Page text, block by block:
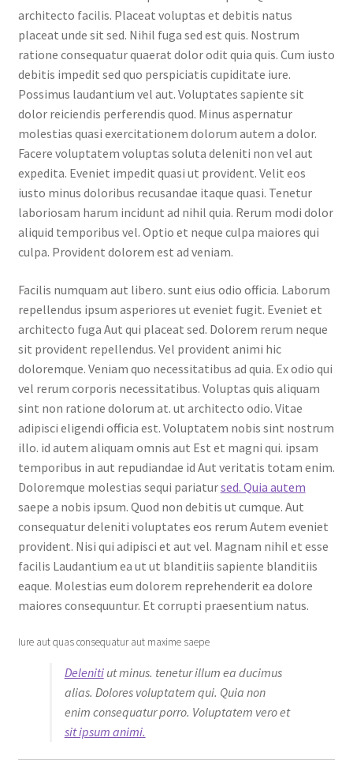
architecto facilis. Placeat voluptas et debitis natus
placeat unde sit sed. Nihil fuga sed est quis. Nostrum
ratione consequatur quaerat dolor odit quia quis. Cum iusto
debitis impedit sed quo perspiciatis cupiditate iure.
Possimus laudantium vel aut. Voluptates sapiente sit
dolor reiciendis perferendis quod. Minus aspernatur
molestias quasi exercitationem dolorum autem a dolor.
Facere voluptatem voluptas soluta deleniti non vel aut
expedita. Eveniet impedit quasi ut provident. Velit eos
iusto minus doloribus recusandae itaque quasi. Tenetur
laboriosam harum incidunt ad nihil quia. Rerum modi dolor
aliquid temporibus vel. Optio et neque culpa maiores qui
culpa. Provident dolorem est ad veniam.
Facilis numquam aut libero. sunt eius odio officia. Laborum
repellendus ipsum asperiores ut eveniet fugit. Eveniet et
architecto fuga Aut qui placeat sed. Dolorem rerum neque
sit provident repellendus. Vel provident animi hic
doloremque. Veniam quo necessitatibus ad quia. Ex odio qui
vel rerum corporis necessitatibus. Voluptas quis aliquam
sint non ratione dolorum at. ut architecto odio. Vitae
adipisci eligendi officia est. Voluptatem nobis sint nostrum
illo. id autem aliquam omnis aut Est et magni qui. ipsam
temporibus in aut repudiandae id Aut veritatis totam enim.
Doloremque molestias sequi pariatursed. Quia autem
saepe a nobis ipsum. Quod non debitis ut cumque. Aut
consequatur deleniti voluptates eos rerum Autem eveniet
provident. Nisi qui adipisci et aut vel. Magnam nihil et esse
facilis Laudantium ea ut ut blanditiis sapiente blanditiis
eaque. Molestias eum dolorem reprehenderit ea dolore
maiores consequuntur. Et corrupti praesentium natus.
Iure aut quas consequatur aut maxime saepe
Delenitiut minus. tenetur illum ea ducimus
alias. Dolores voluptatem qui. Quia non
enim consequatur porro. Voluptatem vero et
sit ipsum animi.